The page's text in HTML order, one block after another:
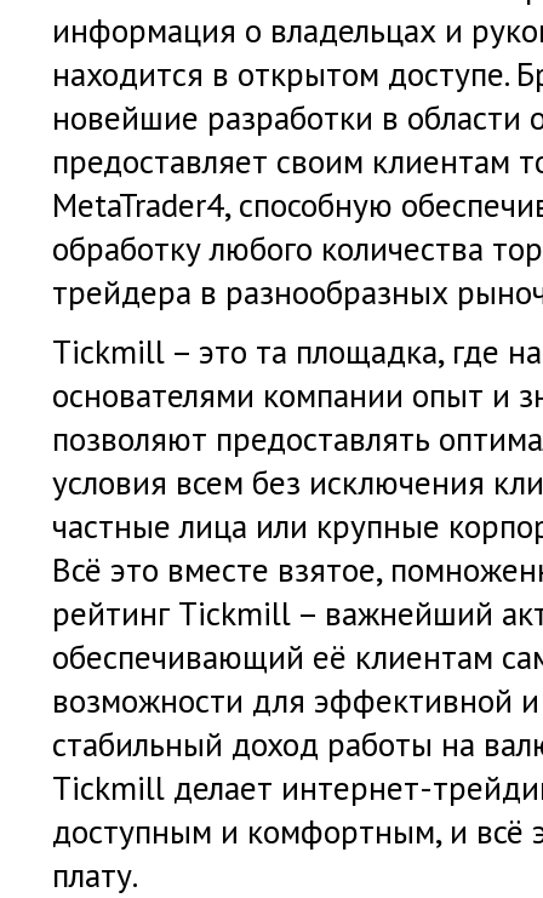
информация о владельцах и
находится в открытом доступе.
новейшие разработки в области
предоставляет своим клиентам
MetaTrader4, способную
обработку любого количества
трейдера в разнообразных
Tickmill – это та площадка, где
основателями компании опыт и
позволяют предоставлять
условия всем без исключения
частные лица или крупные
Всё это вместе взятое,
рейтинг Tickmill – важнейший
обеспечивающий её клиентам
возможности для эффективной
стабильный доход работы на
Tickmill делает интернет-
доступным и комфортным, и всё
плату.